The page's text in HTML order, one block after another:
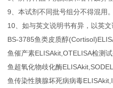
9、本试剂不同批号组分不得混用。
10、如与英文说明书有异，以英文
BS-3785鱼类皮质醇
鱼催产素ELISAkit,OTELISA检测
鱼超氧化物歧化酶
鱼传染性胰腺坏死病病毒